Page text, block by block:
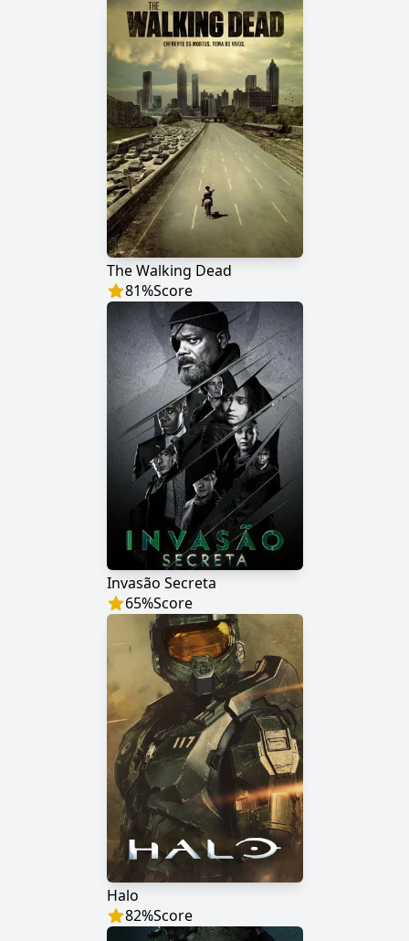
The Walking Dead
81%Score
Invasão Secreta
65%Score
Halo
82%Score